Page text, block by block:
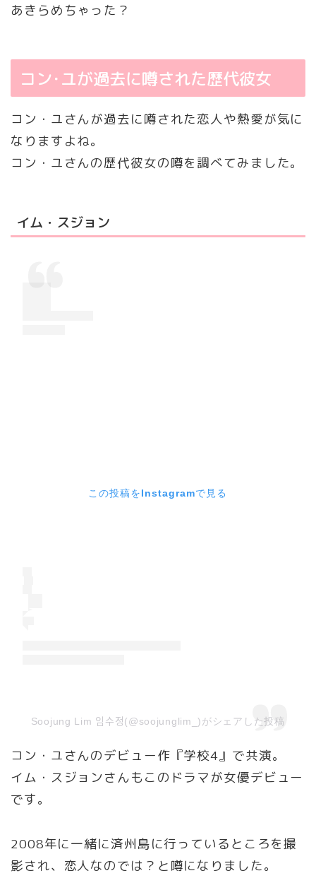
あきらめちゃった？
コン･ユが過去に噂された歴代彼女
コン・ユさんが過去に噂された恋人や熱愛が気に
なりますよね。
コン・ユさんの歴代彼女の噂を調べてみました。
イム・スジョン
この投稿をInstagramで見る
Soojung Lim 임수정(@soojunglim_)がシェアした投稿
コン・ユさんのデビュー作『学校4』で共演。
イム・スジョンさんもこのドラマが女優デビュー
です。
2008年に一緒に済州島に行っているところを撮
影され、恋人なのでは？と噂になりました。